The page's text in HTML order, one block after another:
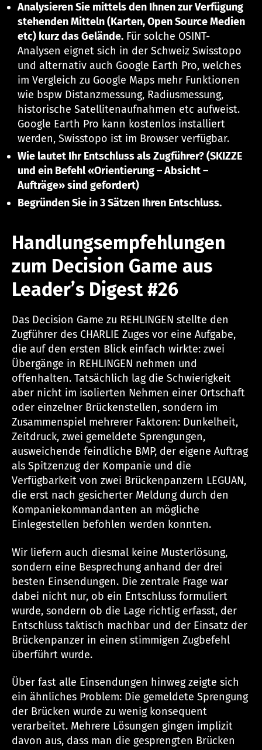
Analysieren Sie mittels den Ihnen zur Verfügung
stehenden Mitteln (Karten, Open Source Medien
etc) kurz das Gelände. Für solche OSINT-
Analysen eignet sich in der Schweiz Swisstopo
und alternativ auch Google Earth Pro, welches
im Vergleich zu Google Maps mehr Funktionen
wie bspw Distanzmessung, Radiusmessung,
historische Satellitenaufnahmen etc aufweist.
Google Earth Pro kann kostenlos installiert
werden, Swisstopo ist im Browser verfügbar.
Wie lautet Ihr Entschluss als Zugführer? (SKIZZE
und ein Befehl «Orientierung – Absicht –
Aufträge» sind gefordert)
Begründen Sie in 3 Sätzen Ihren Entschluss.
Handlungsempfehlungen
zum Decision Game aus
Leader’s Digest #26
Das Decision Game zu REHLINGEN stellte den
Zugführer des CHARLIE Zuges vor eine Aufgabe,
die auf den ersten Blick einfach wirkte: zwei
Übergänge in REHLINGEN nehmen und
offenhalten. Tatsächlich lag die Schwierigkeit
aber nicht im isolierten Nehmen einer Ortschaft
oder einzelner Brückenstellen, sondern im
Zusammenspiel mehrerer Faktoren: Dunkelheit,
Zeitdruck, zwei gemeldete Sprengungen,
ausweichende feindliche BMP, der eigene Auftrag
als Spitzenzug der Kompanie und die
Verfügbarkeit von zwei Brückenpanzern LEGUAN,
die erst nach gesicherter Meldung durch den
Kompaniekommandanten an mögliche
Einlegestellen befohlen werden konnten.
Wir liefern auch diesmal keine Musterlösung,
sondern eine Besprechung anhand der drei
besten Einsendungen. Die zentrale Frage war
dabei nicht nur, ob ein Entschluss formuliert
wurde, sondern ob die Lage richtig erfasst, der
Entschluss taktisch machbar und der Einsatz der
Brückenpanzer in einen stimmigen Zugbefehl
überführt wurde.
Über fast alle Einsendungen hinweg zeigte sich
ein ähnliches Problem: Die gemeldete Sprengung
der Brücken wurde zu wenig konsequent
verarbeitet. Mehrere Lösungen gingen implizit
davon aus, dass man die gesprengten Brücken